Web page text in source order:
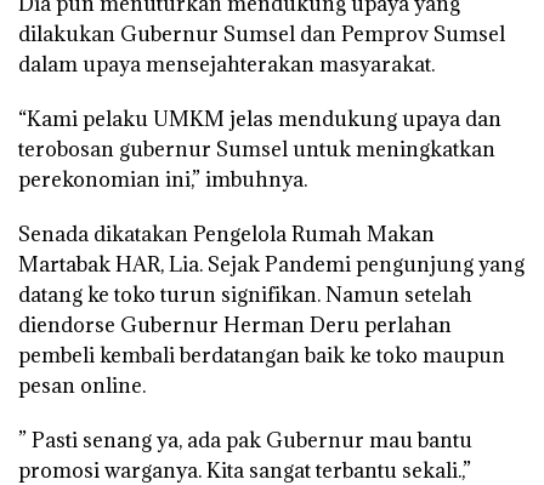
dilakukan Gubernur Sumsel dan Pemprov Sumsel
dalam upaya mensejahterakan masyarakat.
“Kami pelaku UMKM jelas mendukung upaya dan
terobosan gubernur Sumsel untuk meningkatkan
perekonomian ini,” imbuhnya.
Senada dikatakan Pengelola Rumah Makan
Martabak HAR, Lia. Sejak Pandemi pengunjung yang
datang ke toko turun signifikan. Namun setelah
diendorse Gubernur Herman Deru perlahan
pembeli kembali berdatangan baik ke toko maupun
pesan online.
” Pasti senang ya, ada pak Gubernur mau bantu
promosi warganya. Kita sangat terbantu sekali.,”